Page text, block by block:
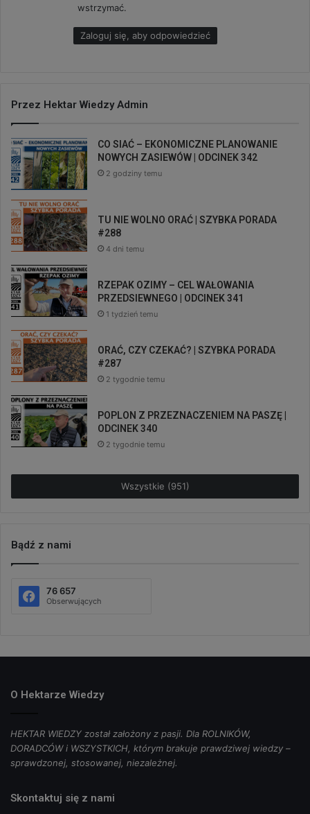
wstrzymać.
Zaloguj się, aby odpowiedzieć
Przez Hektar Wiedzy Admin
CO SIAĆ – EKONOMICZNE PLANOWANIE
NOWYCH ZASIEWÓW | ODCINEK 342
2 godziny temu
TU NIE WOLNO ORAĆ | SZYBKA PORADA
#288
4 dni temu
RZEPAK OZIMY – CEL WAŁOWANIA
PRZEDSIEWNEGO | ODCINEK 341
1 tydzień temu
ORAĆ, CZY CZEKAĆ? | SZYBKA PORADA
#287
2 tygodnie temu
POPLON Z PRZEZNACZENIEM NA PASZĘ |
ODCINEK 340
2 tygodnie temu
Wszystkie (951)
Bądź z nami
76 657
Obserwujących
O Hektarze Wiedzy
HEKTAR WIEDZY został założony z pasji. Dla ROLNIKÓW,
DORADCÓW i WSZYSTKICH, którym brakuje prawdziwej wiedzy –
sprawdzonej, stosowanej, niezależnej.
Skontaktuj się z nami